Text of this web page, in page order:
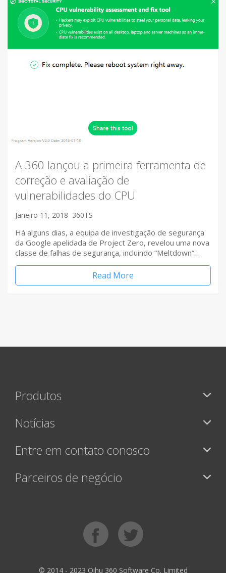
A 360 lançou a primeira ferramenta de
correção e avaliação de
vulnerabilidades do CPU
Janeiro 11, 2018 360TS
Há alguns dias, a equipa de investigação de segurança
da Google apelidada de Project Zero, revelou uma nova
classe de falhas de segurança, incluindo “Meltdown”…
Read More
Produtos
Notícias
Entre em contato conosco
Parceiros de negócio
© 2014 - 2023 Qihu 360 Software Co. Limited